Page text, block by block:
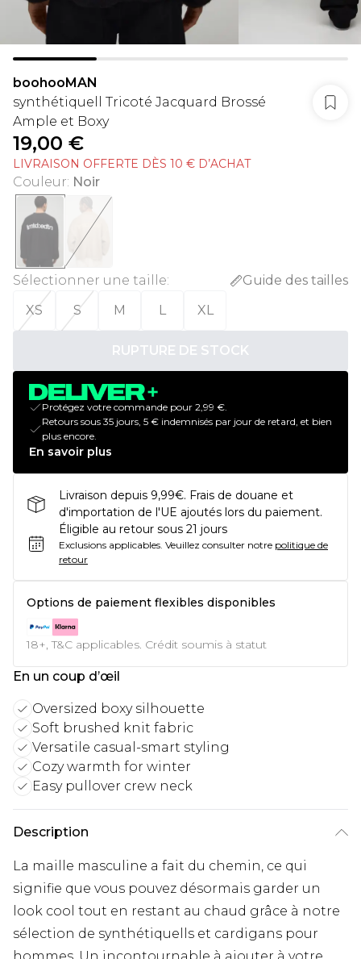
boohooMAN
synthétiquell Tricoté Jacquard Brossé
Ample et Boxy
19,00 €
LIVRAISON OFFERTE DÈS 10 € D’ACHAT
Couleur: Noir
Sélectionner une taille:
Guide des tailles
XS
S M L XL
RUPTURE DE STOCK
Protégez votre commande pour 2,99 €.
Retours sous 35 jours, 5 € indemnisés par jour de retard, et bien
plus encore.
En savoir plus
Livraison depuis 9,99€. Frais de douane et
d'importation de l'UE ajoutés lors du paiement.
Éligible au retour sous 21 jours
Exclusions applicables. Veuillez consulter notre politique de
retour
Options de paiement flexibles disponibles
18+, T&C applicables. Crédit soumis à statut
En un coup d’œil
Oversized boxy silhouette
Soft brushed knit fabric
Versatile casual-smart styling
Cozy warmth for winter
Easy pullover crew neck
Description
La maille masculine a fait du chemin, ce qui
signifie que vous pouvez désormais garder un
look cool tout en restant au chaud grâce à notre
sélection de synthétiquells et cardigans pour